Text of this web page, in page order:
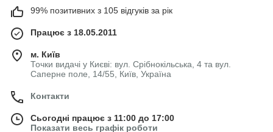
99% позитивних з 105 відгуків за рік
Працює з 18.05.2011
м. Київ
Точки видачі у Києві: вул. Срібнокільська, 4 та вул.
Саперне поле, 14/55, Київ, Україна
Контакти
Сьогодні працює з 11:00 до 17:00
Показати весь графік роботи